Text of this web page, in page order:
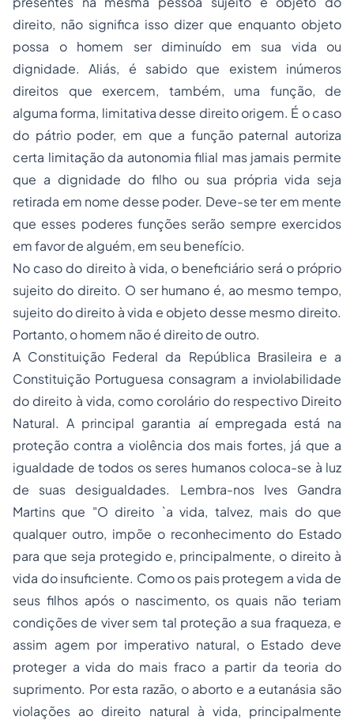
direito, não significa isso dizer que enquanto objeto
possa o homem ser diminuído em sua vida ou
dignidade. Aliás, é sabido que existem inúmeros
direitos que exercem, também, uma função, de
alguma forma, limitativa desse direito origem. É o caso
do pátrio poder, em que a função paternal autoriza
certa limitação da autonomia filial mas jamais permite
que a dignidade do filho ou sua própria vida seja
retirada em nome desse poder. Deve-se ter em mente
que esses poderes funções serão sempre exercidos
em favor de alguém, em seu benefício.
No caso do direito à vida, o beneficiário será o próprio
sujeito do direito. O ser humano é, ao mesmo tempo,
sujeito do direito à vida e objeto desse mesmo direito.
Portanto, o homem não é direito de outro.
A Constituição Federal da República Brasileira e a
Constituição Portuguesa consagram a inviolabilidade
do direito à vida, como corolário do respectivo Direito
Natural. A principal garantia aí empregada está na
proteção contra a violência dos mais fortes, já que a
igualdade de todos os seres humanos coloca-se à luz
de suas desigualdades. Lembra-nos Ives Gandra
Martins que "O direito `a vida, talvez, mais do que
qualquer outro, impõe o reconhecimento do Estado
para que seja protegido e, principalmente, o direito à
vida do insuficiente. Como os pais protegem a vida de
seus filhos após o nascimento, os quais não teriam
condições de viver sem tal proteção a sua fraqueza, e
assim agem por imperativo natural, o Estado deve
proteger a vida do mais fraco a partir da teoria do
suprimento. Por esta razão, o aborto e a eutanásia são
violações ao direito natural à vida, principalmente